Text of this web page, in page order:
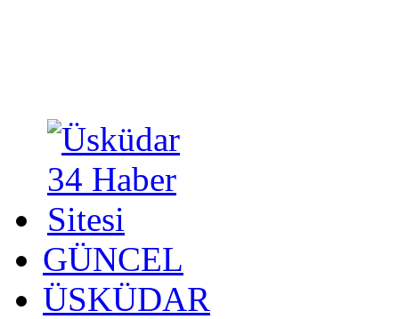
GÜNCEL
ÜSKÜDAR